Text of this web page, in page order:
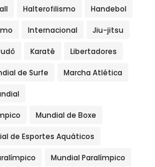
Halterofilismo Handebol
Internacional Jiu-jitsu
Karatê Libertadores
de Surfe Marcha Atlética
Mundial de Boxe
de Esportes Aquáticos
Mundial Paralímpico